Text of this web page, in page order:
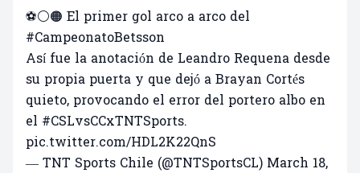
⚽⚪🟠 El primer gol arco a arco del
#CampeonatoBetsson
Así fue la anotación de Leandro Requena desde
su propia puerta y que dejó a Brayan Cortés
quieto, provocando el error del portero albo en
el #CSLvsCCxTNTSports.
pic.twitter.com/HDL2K22QnS
— TNT Sports Chile (@TNTSportsCL) March 18,